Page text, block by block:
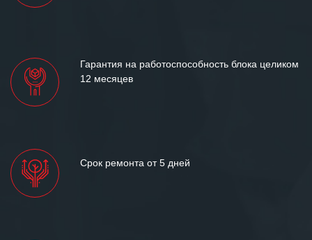
Гарантия на работоспособность блока целиком
12 месяцев
Срок ремонта от 5 дней